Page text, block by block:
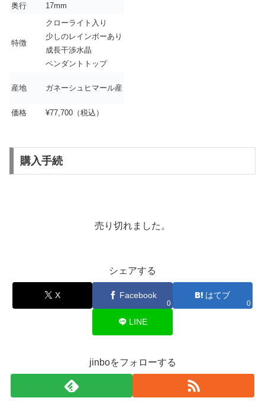
奥行
17mm
特徴
クローライト入り
少しのレインボーあり
成長干渉水晶
ペンダントトップ
産地 ガネーシュヒマール産
価格 ¥77,700（税込）
購入手続
売り切れました。
シェアする
X Facebook
0
はてブ
0
LINE
jinboをフォローする